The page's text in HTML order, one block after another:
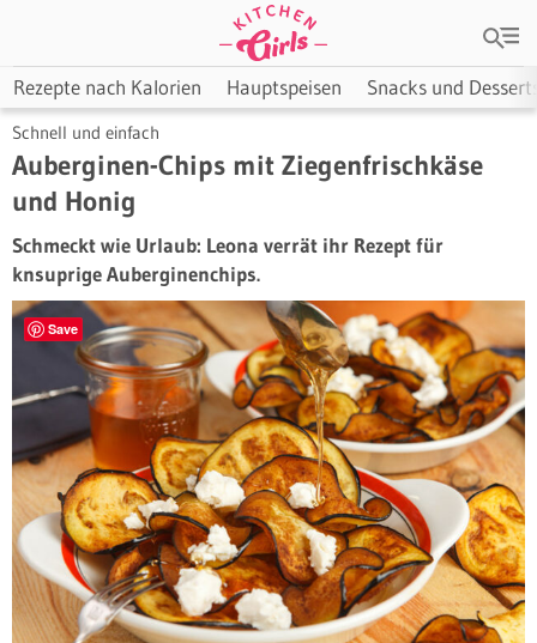
Rezepte nach Kalorien Hauptspeisen Snacks und
Schnell und einfach
Auberginen-Chips mit Ziegenfrischkäse
und Honig
Schmeckt wie Urlaub: Leona verrät ihr Rezept für
knsuprige Auberginenchips.
Save